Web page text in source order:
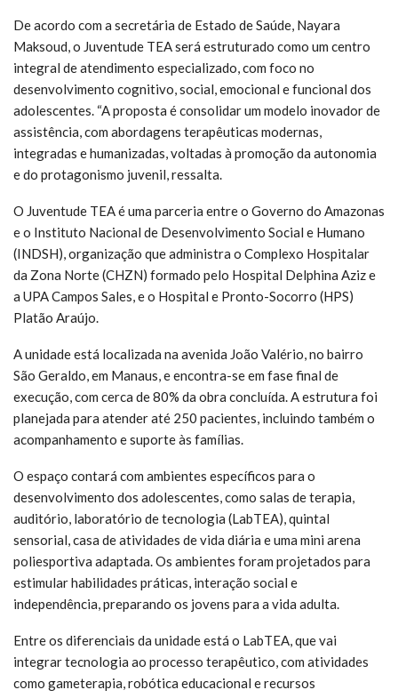
De acordo com a secretária de Estado de Saúde, Nayara
Maksoud, o Juventude TEA será estruturado como um centro
integral de atendimento especializado, com foco no
desenvolvimento cognitivo, social, emocional e funcional dos
adolescentes. “A proposta é consolidar um modelo inovador de
assistência, com abordagens terapêuticas modernas,
integradas e humanizadas, voltadas à promoção da autonomia
e do protagonismo juvenil, ressalta.
O Juventude TEA é uma parceria entre o Governo do Amazonas
e o Instituto Nacional de Desenvolvimento Social e Humano
(INDSH), organização que administra o Complexo Hospitalar
da Zona Norte (CHZN) formado pelo Hospital Delphina Aziz e
a UPA Campos Sales, e o Hospital e Pronto-Socorro (HPS)
Platão Araújo.
A unidade está localizada na avenida João Valério, no bairro
São Geraldo, em Manaus, e encontra-se em fase final de
execução, com cerca de 80% da obra concluída. A estrutura foi
planejada para atender até 250 pacientes, incluindo também o
acompanhamento e suporte às famílias.
O espaço contará com ambientes específicos para o
desenvolvimento dos adolescentes, como salas de terapia,
auditório, laboratório de tecnologia (LabTEA), quintal
sensorial, casa de atividades de vida diária e uma mini arena
poliesportiva adaptada. Os ambientes foram projetados para
estimular habilidades práticas, interação social e
independência, preparando os jovens para a vida adulta.
Entre os diferenciais da unidade está o LabTEA, que vai
integrar tecnologia ao processo terapêutico, com atividades
como gameterapia, robótica educacional e recursos